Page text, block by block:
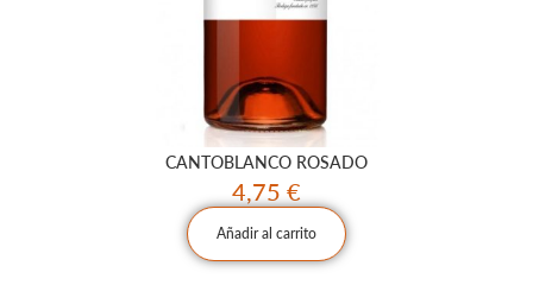
CANTOBLANCO ROSADO
4,75 €
Añadir al carrito